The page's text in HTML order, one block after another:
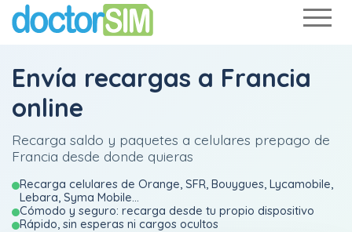
Envía recargas a Francia
online
Recarga saldo y paquetes a celulares prepago de
Francia desde donde quieras
Recarga celulares de Orange, SFR, Bouygues, Lycamobile,
Lebara, Syma Mobile...
Cómodo y seguro: recarga desde tu propio dispositivo
Rápido, sin esperas ni cargos ocultos